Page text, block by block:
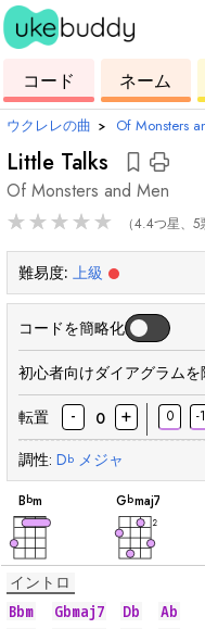
ク
レ
レ
コード
コ
ー
ド
ネーム
ウクレレの曲 › Of Monsters
Little Talks
ー
ド
Of Monsters and Men
★ ★ ★ ★ ★ （4.4つ星、5
難易度: 上級
コードを簡略化
初心者向けダイアグラムを
転置 - 0 + 0 -1
調性: Db メジャ
Bbm
和
Gbmaj7
和
2
イントロ
Bbm Gbmaj7 Db
Ab